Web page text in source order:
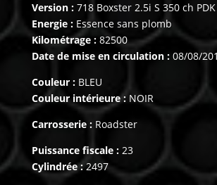
Version :718 Boxster 2.5i S 350 ch PDK
Energie :Essence sans plomb
Kilométrage :82500
Date de mise en circulation :08/08/
Couleur :BLEU
Couleur intérieure : NOIR
Carrosserie :Roadster
Puissance fiscale :23
Cylindrée :2497